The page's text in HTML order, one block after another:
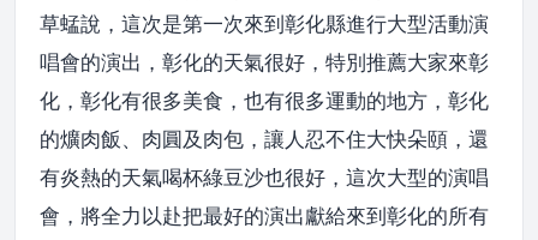
草蜢說，這次是第一次來到彰化縣進行大型活動演
唱會的演出，彰化的天氣很好，特別推薦大家來彰
化，彰化有很多美食，也有很多運動的地方，彰化
的爌肉飯、肉圓及肉包，讓人忍不住大快朵頤，還
有炎熱的天氣喝杯綠豆沙也很好，這次大型的演唱
會，將全力以赴把最好的演出獻給來到彰化的所有